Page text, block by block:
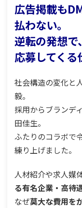
広告掲載も
払わない。
逆転の発想で
応募してくる
社会構造の変化と
毅。
採用からブランデ
田佳生。
ふたりのコラボで
練り上げました。
人材紹介や求人媒
る有名企業・高待
なぜ莫大な費用を